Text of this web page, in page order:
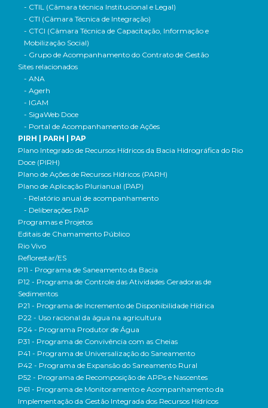
- CTIL (Câmara técnica Institucional e Legal)
- CTI (Câmara Técnica de Integração)
- CTCI (Câmara Técnica de Capacitação, Informação e
Mobilização Social)
- Grupo de Acompanhamento do Contrato de Gestão
Sites relacionados
- ANA
- Agerh
- IGAM
- SigaWeb Doce
- Portal de Acompanhamento de Ações
PIRH | PARH | PAP
Plano Integrado de Recursos Hídricos da Bacia Hidrográfica do Rio
Doce (PIRH)
Plano de Ações de Recursos Hídricos (PARH)
Plano de Aplicação Plurianual (PAP)
- Relatório anual de acompanhamento
- Deliberações PAP
Programas e Projetos
Editais de Chamamento Público
Rio Vivo
Reflorestar/ES
P11 - Programa de Saneamento da Bacia
P12 - Programa de Controle das Atividades Geradoras de
Sedimentos
P21 - Programa de Incremento de Disponibilidade Hídrica
P22 - Uso racional da água na agricultura
P24 - Programa Produtor de Água
P31 - Programa de Convivência com as Cheias
P41 - Programa de Universalização do Saneamento
P42 - Programa de Expansão do Saneamento Rural
P52 - Programa de Recomposição de APPs e Nascentes
P61 - Programa de Monitoramento e Acompanhamento da
Implementação da Gestão Integrada dos Recursos Hídricos